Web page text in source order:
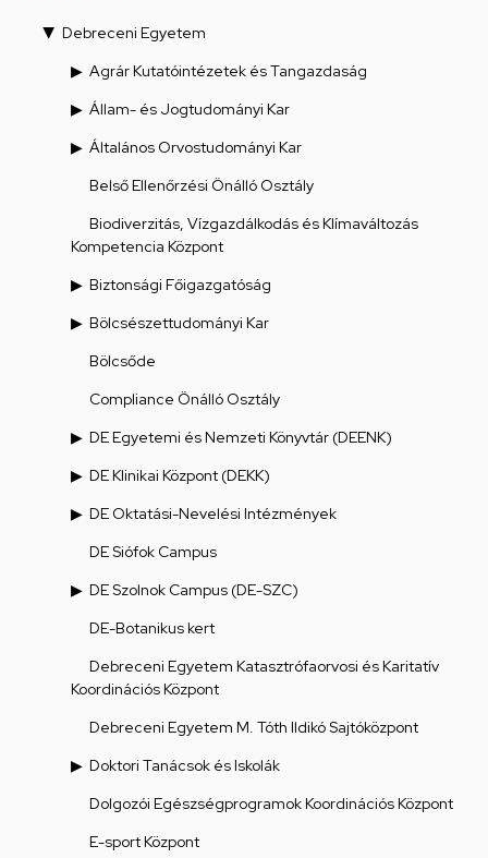
Debreceni Egyetem
Agrár Kutatóintézetek és Tangazdaság
Állam- és Jogtudományi Kar
Általános Orvostudományi Kar
Belső Ellenőrzési Önálló Osztály
Biodiverzitás, Vízgazdálkodás és Klímaváltozás
Kompetencia Központ
Biztonsági Főigazgatóság
Bölcsészettudományi Kar
Bölcsőde
Compliance Önálló Osztály
DE Egyetemi és Nemzeti Könyvtár (DEENK)
DE Klinikai Központ (DEKK)
DE Oktatási-Nevelési Intézmények
DE Siófok Campus
DE Szolnok Campus (DE-SZC)
DE-Botanikus kert
Debreceni Egyetem Katasztrófaorvosi és Karitatív
Koordinációs Központ
Debreceni Egyetem M. Tóth Ildikó Sajtóközpont
Doktori Tanácsok és Iskolák
Dolgozói Egészségprogramok Koordinációs Központ
E-sport Központ